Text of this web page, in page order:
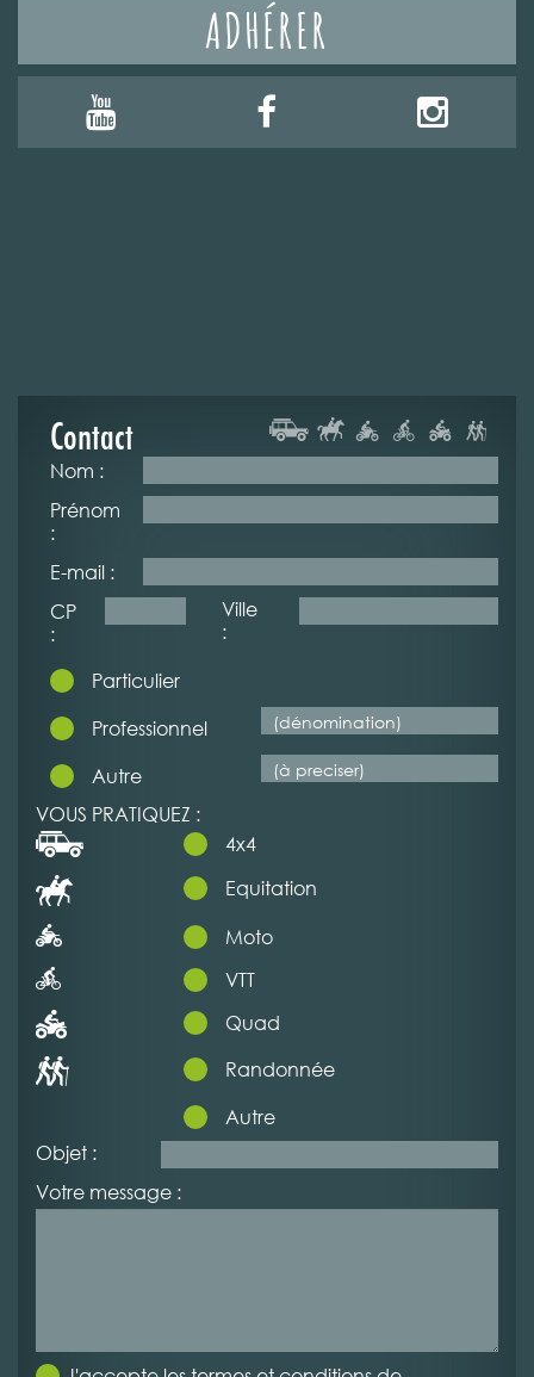
ADHÉRER
Contact
Nom :
Prénom
:
E-mail :
CP
:
Ville
:
Particulier
Professionnel
Autre
VOUS PRATIQUEZ :
4x4
Equitation
Moto
VTT
Quad
Randonnée
Autre
Objet :
Votre message :